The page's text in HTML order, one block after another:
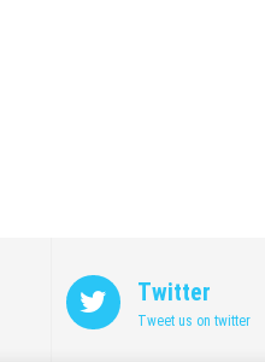
Twitter
Tweet us on twitter